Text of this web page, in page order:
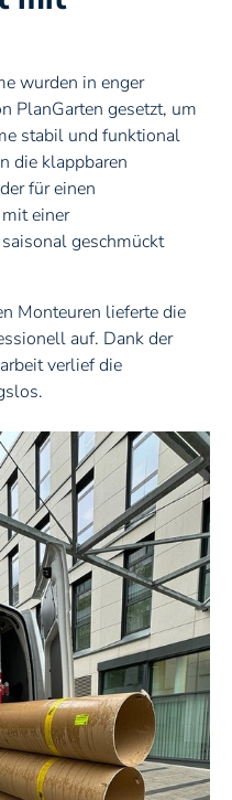
wurden in enger
PlanGarten gesetzt, um
stabil und funktional
die klappbaren
für einen
einer
geschmückt
Monteuren lieferte die
auf. Dank der
verlief die